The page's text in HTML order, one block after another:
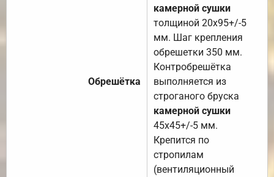
Обрешётка
камерной сушки
толщиной 20х95+/-5
мм. Шаг крепления
обрешетки 350 мм.
Контробрешётка
выполняется из
строганого бруска
камерной сушки
45х45+/-5 мм.
Крепится по
стропилам
(вентиляционный